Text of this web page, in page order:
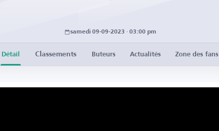
samedi 09-09-2023 · 03:00 pm
Détail Classements Buteurs Actualités Zone des fans